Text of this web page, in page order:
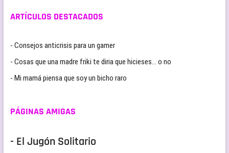
ARTÍCULOS DESTACADOS
- Consejos anticrisis para un gamer
- Cosas que una madre friki te diria que hicieses… o no
- Mi mamá piensa que soy un bicho raro
PÁGINAS AMIGAS
- El Jugón Solitario